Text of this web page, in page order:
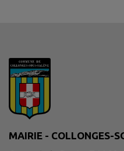
MAIRIE - COLLONGES-